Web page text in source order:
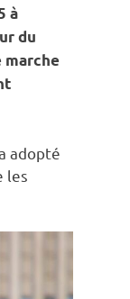
à
du
marche
adopté
les